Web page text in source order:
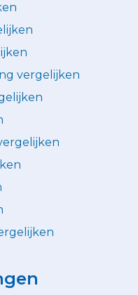
vergelijken